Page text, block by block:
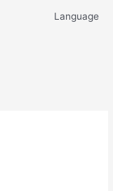
Language